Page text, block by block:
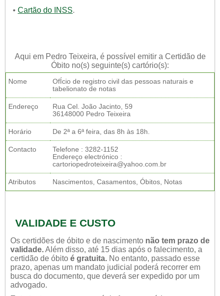
• Cartão do INSS.
Aqui em Pedro Teixeira, é possível emitir a Certidão de
Óbito no(s) seguinte(s) cartório(s):
Nome
OfÍcio de registro civil das pessoas naturais e
tabelionato de notas
Endereço
Rua Cel. João Jacinto, 59
36148000 Pedro Teixeira
Horário De 2ª a 6ª feira, das 8h às 18h.
Contacto
Telefone : 3282-1152
Endereço electrónico :
cartoriopedroteixeira@yahoo.com.br
Atributos Nascimentos, Casamentos, Óbitos, Notas
VALIDADE E CUSTO
Os certidões de óbito e de nascimento não tem prazo de
validade.Além disso, até 15 dias após o falecimento, a
certidão de óbito é gratuita. No entanto, passado esse
prazo, apenas um mandato judicial poderá recorrer em
busca do documento, que deverá ser expedido por um
advogado.